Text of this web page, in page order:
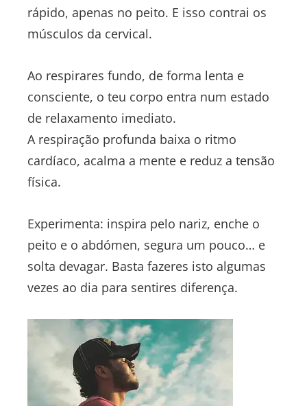
rápido, apenas no peito. E isso contrai os
músculos da cervical.
Ao respirares fundo, de forma lenta e
consciente, o teu corpo entra num estado
de relaxamento imediato.
A respiração profunda baixa o ritmo
cardíaco, acalma a mente e reduz a tensão
física.
Experimenta: inspira pelo nariz, enche o
peito e o abdómen, segura um pouco… e
solta devagar. Basta fazeres isto algumas
vezes ao dia para sentires diferença.